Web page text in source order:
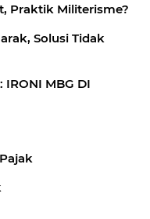
Praktik Militerisme?
Solusi Tidak
IRONI MBG DI